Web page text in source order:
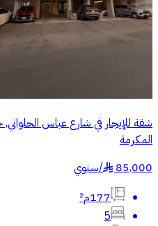
شقة للإيجار في شارع عباس
المكرمة
85,000
§
/سنوي
177م²
5